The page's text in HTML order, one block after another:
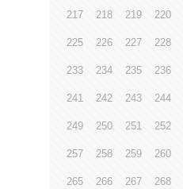
217 218 219 220
225 226 227 228
233 234 235 236
241 242 243 244
249 250 251 252
257 258 259 260
265 266 267 268